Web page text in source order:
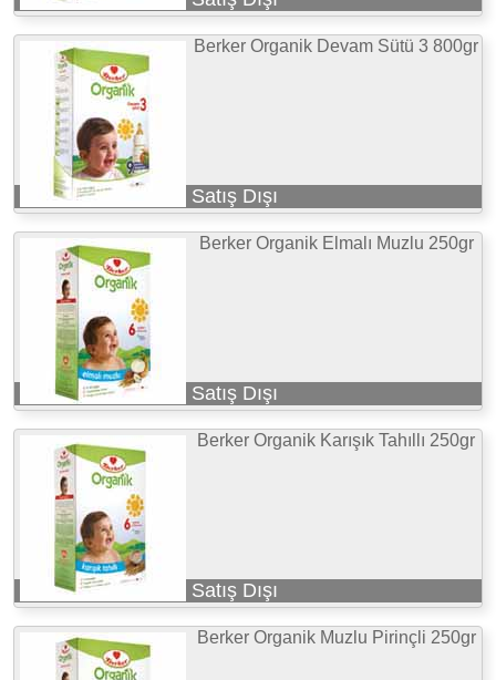
Berker Organik Devam Sütü 3 800gr
Satış Dışı
Berker Organik Elmalı Muzlu 250gr
Satış Dışı
Berker Organik Karışık Tahıllı 250gr
Satış Dışı
Berker Organik Muzlu Pirinçli 250gr